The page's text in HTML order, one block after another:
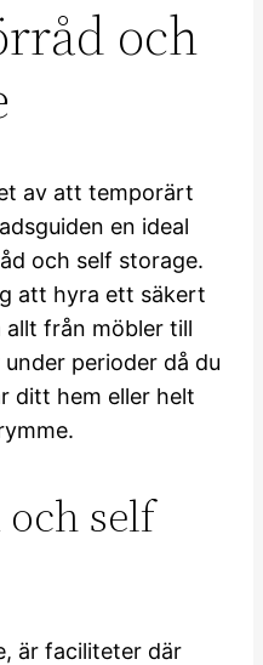
och
av att temporärt
en ideal
och self storage.
att hyra ett säkert
från möbler till
perioder då du
ditt hem eller helt
self
är faciliteter där